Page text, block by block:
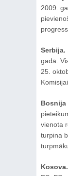
2009.
Serbija.
gadā.
25.
Bosnija
vienota
turpina
Kosova.